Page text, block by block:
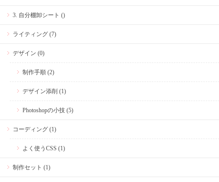
3. 自分棚卸シート ()
ライティング (7)
デザイン (0)
制作手順 (2)
デザイン添削 (1)
Photoshopの小技 (5)
コーディング (1)
よく使うCSS (1)
制作セット (1)